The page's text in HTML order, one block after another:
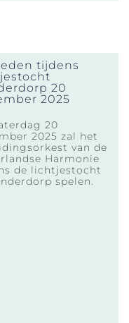
tijdens
20
2025
20
2025 zal het
van de
Harmonie
de lichtjestocht
spelen.